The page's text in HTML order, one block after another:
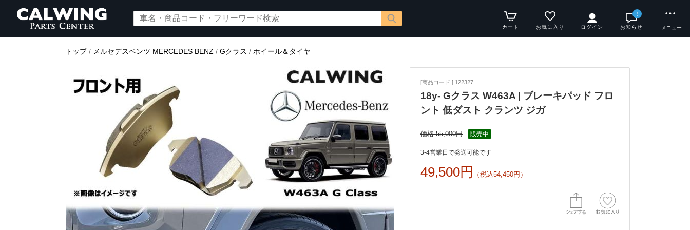
カート お気に入り ログイン
!
お知らせ メニュー
トップ/ メルセデスベンツ MERCEDES BENZ / Gクラス / ホイール＆タイヤ
[商品コード ] 122327
18y- Gクラス W463A | ブレーキパッド フロ
ント 低ダスト クランツ ジガ
価格 55,000円 販売中
3-4営業日で発送可能です
49,500円 （税込54,450円）